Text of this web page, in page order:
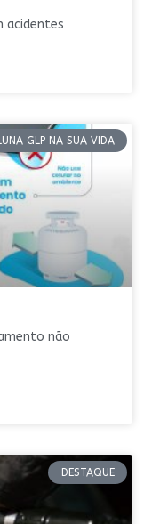
acidentes
GLP NA SUA VIDA
não
DESTAQUE